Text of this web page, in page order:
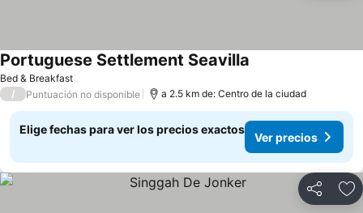
Bed & Breakfast
Portuguese Settlement Seavilla
/ Puntuación no disponible a 2.5 km de: Centro de la ciudad
Elige fechas para ver los precios exactos
Ver precios
Compartir